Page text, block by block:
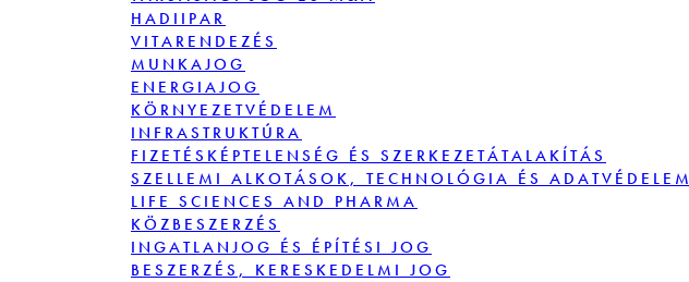
HADIIPAR
VITARENDEZÉS
MUNKAJOG
ENERGIAJOG
KÖRNYEZETVÉDELEM
INFRASTRUKTÚRA
FIZETÉSKÉPTELENSÉG ÉS SZERKEZETÁTALAKÍTÁS
SZELLEMI ALKOTÁSOK, TECHNOLÓGIA ÉS ADATVÉDELEM
LIFE SCIENCES AND PHARMA
KÖZBESZERZÉS
INGATLANJOG ÉS ÉPÍTÉSI JOG
BESZERZÉS, KERESKEDELMI JOG